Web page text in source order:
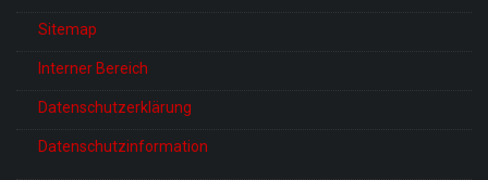
Sitemap
Interner Bereich
Datenschutzerklärung
Datenschutzinformation